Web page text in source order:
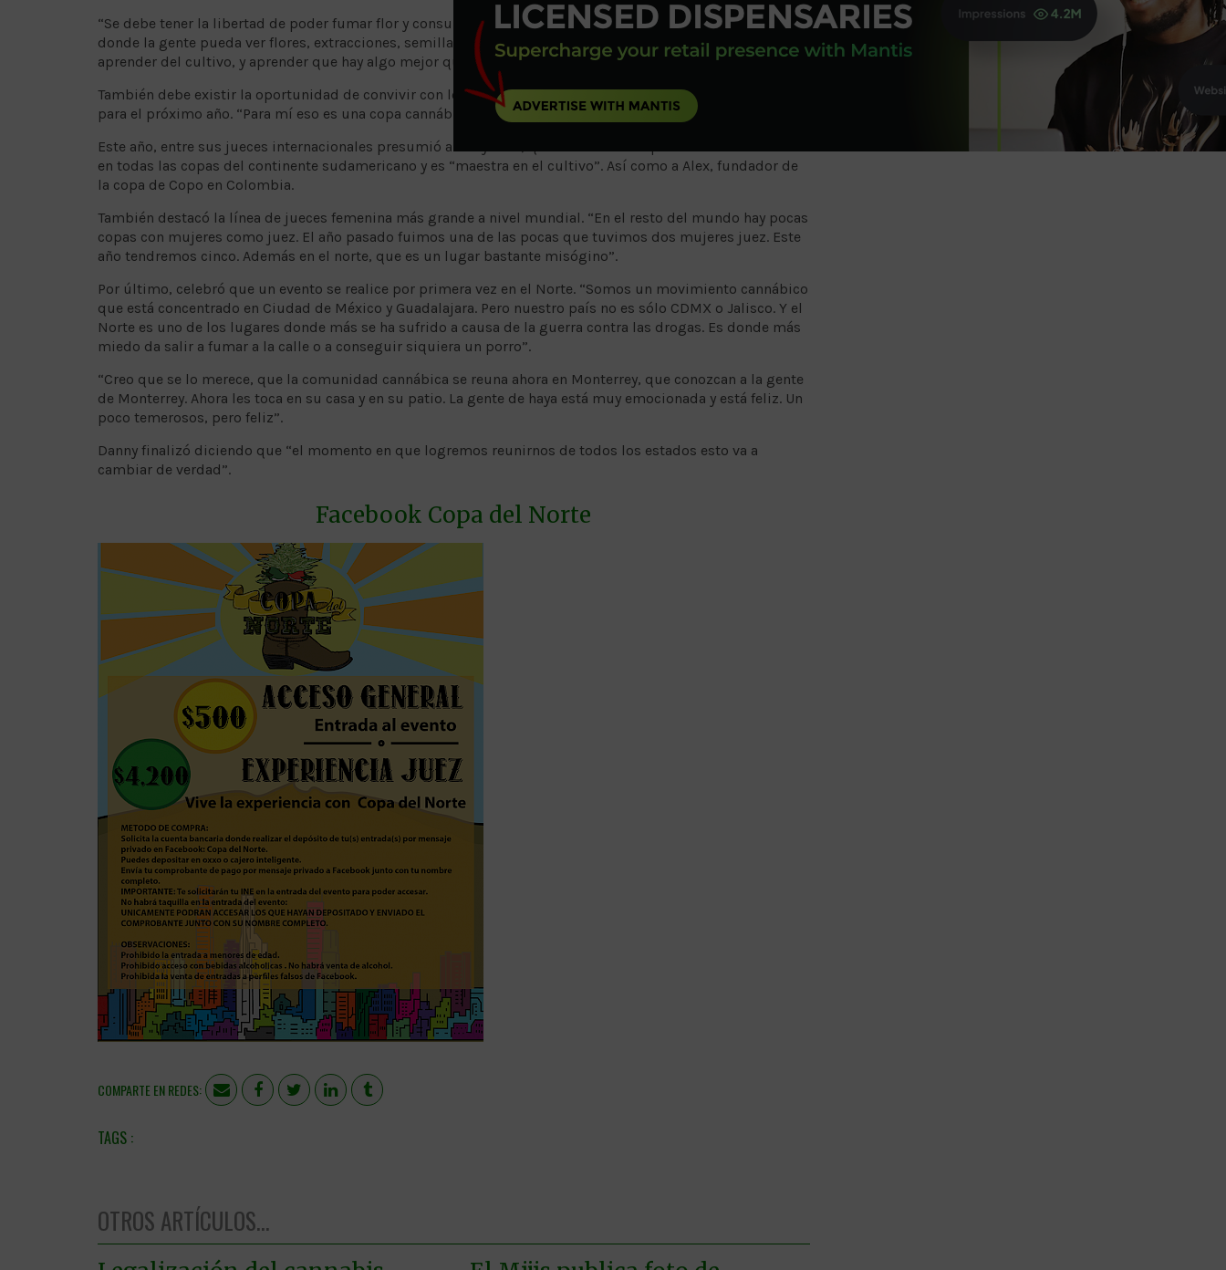
“Se debe tener la libertad de poder fumar flor y consumir extractos. Al mismo tiempo debe ser una expo
donde la gente pueda ver flores, extracciones, semillas. Un lugar donde la gente va a expresar su libertad,
aprender del cultivo, y aprender que hay algo mejor que lo que nos han enseñado.”
También debe existir la oportunidad de convivir con los jueces para que te den tips y tu cosecha mejore
para el próximo año. “Para mí eso es una copa cannábica”.
Este año, entre sus jueces internacionales presumió a Mary Jane, quien ha sido campeona de extracciones
en todas las copas del continente sudamericano y es “maestra en el cultivo”. Así como a Alex, fundador de
la copa de Copo en Colombia.
También destacó la línea de jueces femenina más grande a nivel mundial. “En el resto del mundo hay pocas
copas con mujeres como juez. El año pasado fuimos una de las pocas que tuvimos dos mujeres juez. Este
año tendremos cinco. Además en el norte, que es un lugar bastante misógino”.
Por último, celebró que un evento se realice por primera vez en el Norte. “Somos un movimiento cannábico
que está concentrado en Ciudad de México y Guadalajara. Pero nuestro país no es sólo CDMX o Jalisco. Y el
Norte es uno de los lugares donde más se ha sufrido a causa de la guerra contra las drogas. Es donde más
miedo da salir a fumar a la calle o a conseguir siquiera un porro”.
“Creo que se lo merece, que la comunidad cannábica se reuna ahora en Monterrey, que conozcan a la gente
de Monterrey. Ahora les toca en su casa y en su patio. La gente de haya está muy emocionada y está feliz. Un
poco temerosos, pero feliz”.
Danny finalizó diciendo que “el momento en que logremos reunirnos de todos los estados esto va a
cambiar de verdad”.
Facebook Copa del Norte
COMPARTE EN REDES:
OTROS ARTÍCULOS...